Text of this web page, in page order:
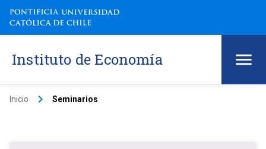
Instituto de Economía
Inicio keyboard_arrow_right Seminarios